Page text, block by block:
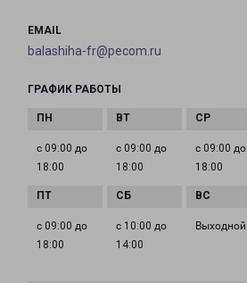
EMAIL
balashiha-fr@pecom.ru
ГРАФИК РАБОТЫ
с 09:00 до
18:00
с 09:00 до
18:00
с 09:00 до
18:00
с 09:00 до
18:00
с 10:00 до
14:00
Выходной